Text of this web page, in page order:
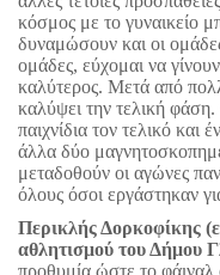
κόσμος με το γυναικείο
δυναμώσουν και οι
ομάδες, εύχομαι να
καλύτερος. Μετά από
καλύψει την τελική
παιχνίδια τον τελικό και
άλλα δύο
μεταδοθούν οι αγώνες
όλους όσοι εργάστηκαν
Περικλής Δορκοφίκης
αθλητισμού του Δήμου
προθυμία ώστε το φάιναλ